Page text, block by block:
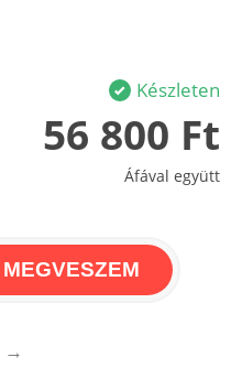
Készleten
56 800 Ft
Áfával együtt
MEGVESZEM
→